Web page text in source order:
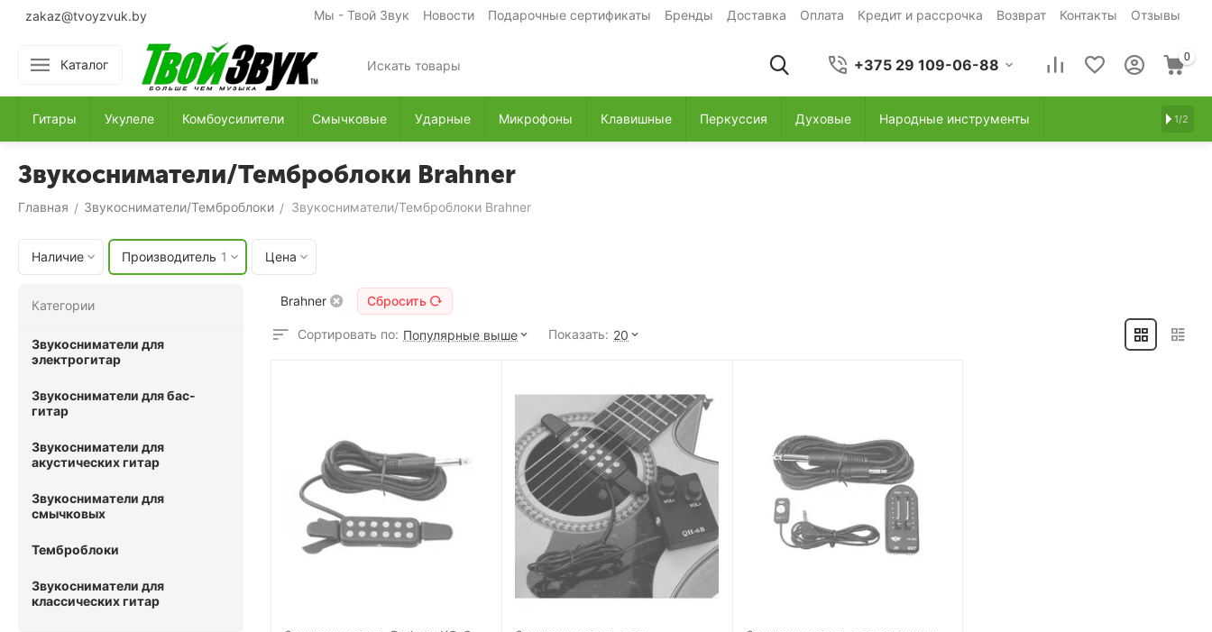
zakaz@tvoyzvuk.by Мы - Твой Звук Новости Подарочные сертификаты Бренды Доставка Оплата Кредит и рассрочка Возврат Контакты Отзывы
Каталог +375 29 109-06-88 0
Гитары Укулеле Комбоусилители Смычковые Ударные Микрофоны Клавишные Перкуссия Духовые Народные инструменты 1/2
Звукосниматели/Темброблоки Brahner
Главная / Звукосниматели/Темброблоки / Звукосниматели/Темброблоки Brahner
Наличие Производитель 1 Цена
Brahner Сбросить
Сортировать по: Популярные выше Показать: 20
Категории
Звукосниматели для
электрогитар
Звукосниматели для бас-
гитар
Звукосниматели для
акустических гитар
Звукосниматели для
смычковых
Темброблоки
Звукосниматели для
классических гитар